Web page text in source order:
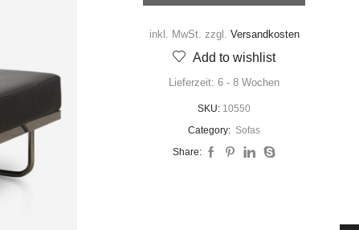
inkl. MwSt. zzgl. Versandkosten
Add to wishlist
Lieferzeit: 6 - 8 Wochen
SKU: 10550
Category: Sofas
Share: